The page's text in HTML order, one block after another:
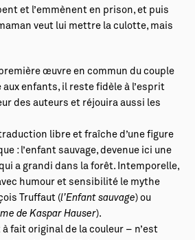
et l’emmènent en prison, et puis
veut lui mettre la culotte, mais
œuvre en commun du couple
enfants, il reste fidèle à l’esprit
des auteurs et réjouira aussi les
libre et fraîche d’une figure
: l’enfant sauvage, devenue ici une
a grandi dans la forêt. Intemporelle,
humour et sensibilité le mythe
Truffaut (l’Enfant sauvage) ou
de Kaspar Hauser).
à fait original de la couleur – n’est